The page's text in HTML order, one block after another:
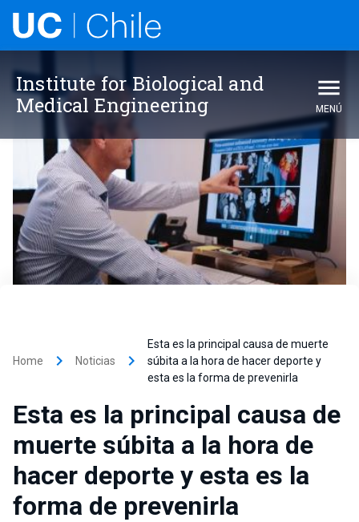
Institute for Biological and
Medical Engineering
MENÚ
Home keyboard_arrow_right Noticias keyboard_arrow_right
Esta es la principal causa de muerte
súbita a la hora de hacer deporte y
esta es la forma de prevenirla
Esta es la principal causa de
muerte súbita a la hora de
hacer deporte y esta es la
forma de prevenirla